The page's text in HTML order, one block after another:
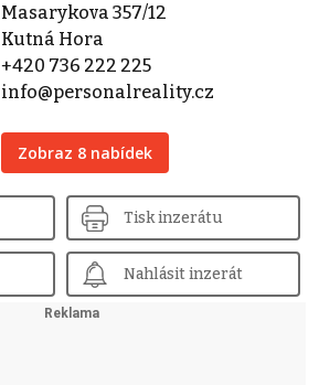
Masarykova 357/12
Kutná Hora
+420 736 222 225
info@personalreality.cz
Zobraz 8 nabídek
Tisk inzerátu
Nahlásit inzerát